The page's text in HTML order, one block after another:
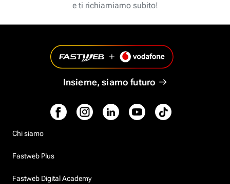
e ti richiamiamo subito!
Insieme, siamo futuro
Chi siamo
Fastweb Plus
Fastweb Digital Academy